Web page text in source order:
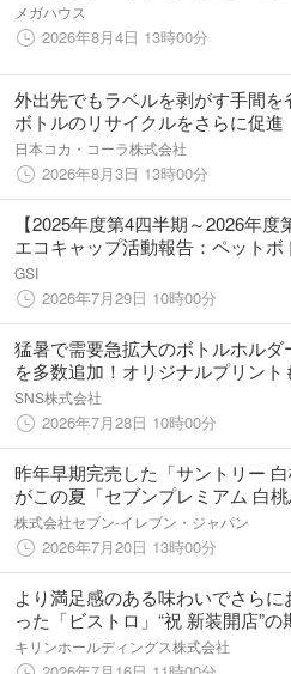
メガハウス
2026年8月4日 13時00分
外出先でもラベルを剥がす手間を
ボトルのリサイクルをさらに促
ーラの自動販売機でラベルレス製
いを開始
日本コカ・コーラ株式会社
2026年8月3日 13時00分
【2025年度第4四半期～2026年度
エコキャップ活動報告：ペットボ
プを回収、売却益で子ども食堂を
する「エコキャップ推進協会」へ
GSI
2026年7月29日 10時00分
猛暑で需要急拡大のボトルホルダ
を多数追加！オリジナルプリント
中
SNS株式会社
2026年7月28日 10時00分
昨年早期完売した「サントリー 白
がこの夏「セブンプレミアム 白
して登場！7月21日（火）より順次
株式会社セブン‐イレブン・ジャパン
2026年7月20日 13時00分
より満足感のある味わいでさらに
った「ビストロ」“祝 新装開店”の
ザインで登場！
キリンホールディングス株式会社